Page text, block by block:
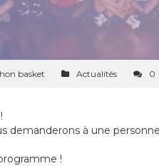
basket Actualités 0
demanderons à une
!